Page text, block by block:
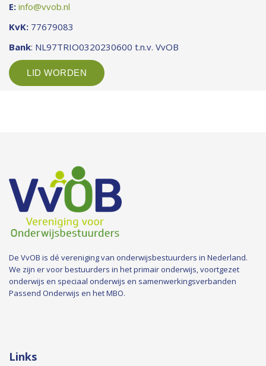
E: info@vvob.nl
KvK: 77679083
Bank: NL97TRIO0320230600 t.n.v. VvOB
LID WORDEN
De VvOB is dé vereniging van onderwijsbestuurders in Nederland.
We zijn er voor bestuurders in het primair onderwijs, voortgezet
onderwijs en speciaal onderwijs en samenwerkingsverbanden
Passend Onderwijs en het MBO.
Links